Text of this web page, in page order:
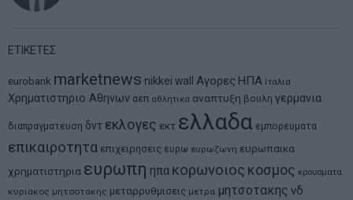
ΕΤΙΚΕΤΕΣ
eurobank marketnews nikkei wall Αγορες ΗΠΑ Ιταλια
Χρηματιστηριο Αθηνων αεπ αθλητικα αναπτυξη βουλη γερμανια
διαπραγματευση δντ εκλογες εκτ ελλαδα εμπορευματα
επικαιροτητα επιχειρησεις ευρω ευρωζωνη ευρωπαικα
χρηματιστηρια ευρωπη ηπα κορωνοιος κοσμος κρουσματα
κυριακος μητσοτακης μεταρρυθμισεις μετρα μητσοτακης νδ